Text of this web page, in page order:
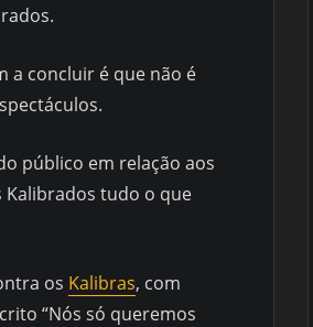
a concluir é que não é
público em relação aos
Kalibrados tudo o que
os Kalibras, com
“Nós só queremos